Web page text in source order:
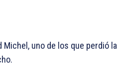
uno de los que perdió la